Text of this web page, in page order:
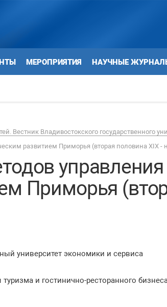
МЕРОПРИЯТИЯ НАУЧНЫЕ
Вестник Владивостокского государственного
развитием Приморья (вторая половина XIX -
Приморья
университет экономики и сервиса
и гостинично-ресторанного